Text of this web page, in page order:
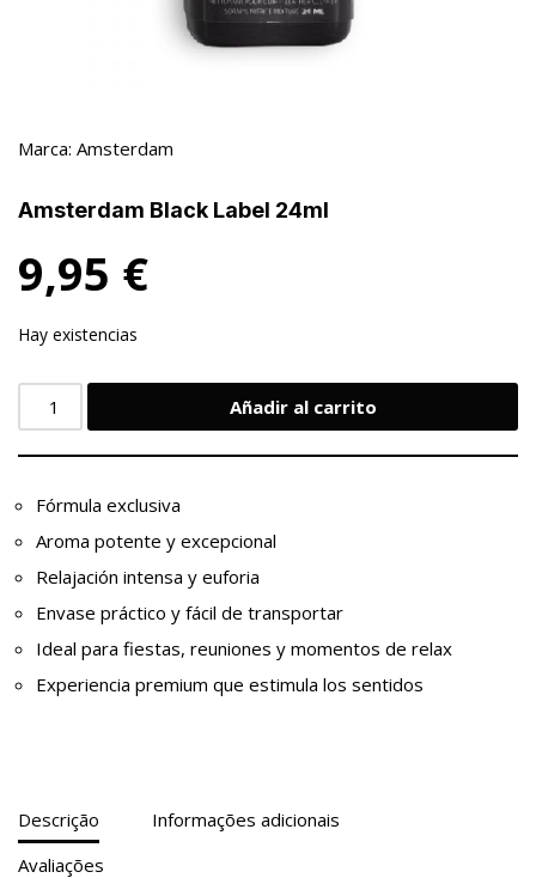
Marca: Amsterdam
Amsterdam Black Label 24ml
9,95 €
Hay existencias
Añadir al carrito
Fórmula exclusiva
Aroma potente y excepcional
Relajación intensa y euforia
Envase práctico y fácil de transportar
Ideal para fiestas, reuniones y momentos de relax
Experiencia premium que estimula los sentidos
Descrição
Informações adicionais
Avaliações